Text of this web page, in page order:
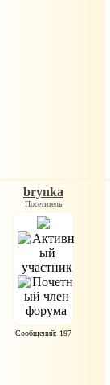
brynka
Посетитель
Сообщений: 197